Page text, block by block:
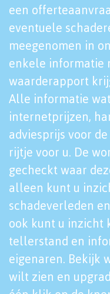
een
eventuele
meegenomen in
enkele informatie
waarderapport
Alle informatie
internetprijzen,
adviesprijs voor
rijtje voor u. De
gecheckt waar
alleen kunt u
schadeverleden
ook kunt u inzicht
tellerstand en
eigenaren. Bekijk
wilt zien en